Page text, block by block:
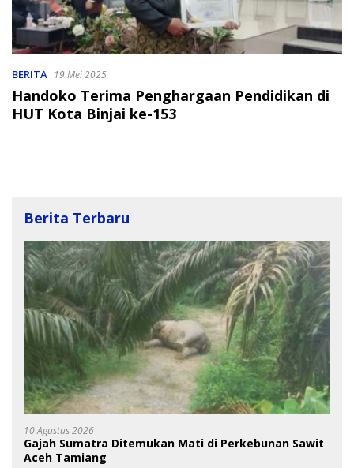
BERITA 19 Mei 2025
Handoko Terima Penghargaan Pendidikan di
HUT Kota Binjai ke-153
Berita Terbaru
10 Agustus 2026
Gajah Sumatra Ditemukan Mati di Perkebunan Sawit
Aceh Tamiang